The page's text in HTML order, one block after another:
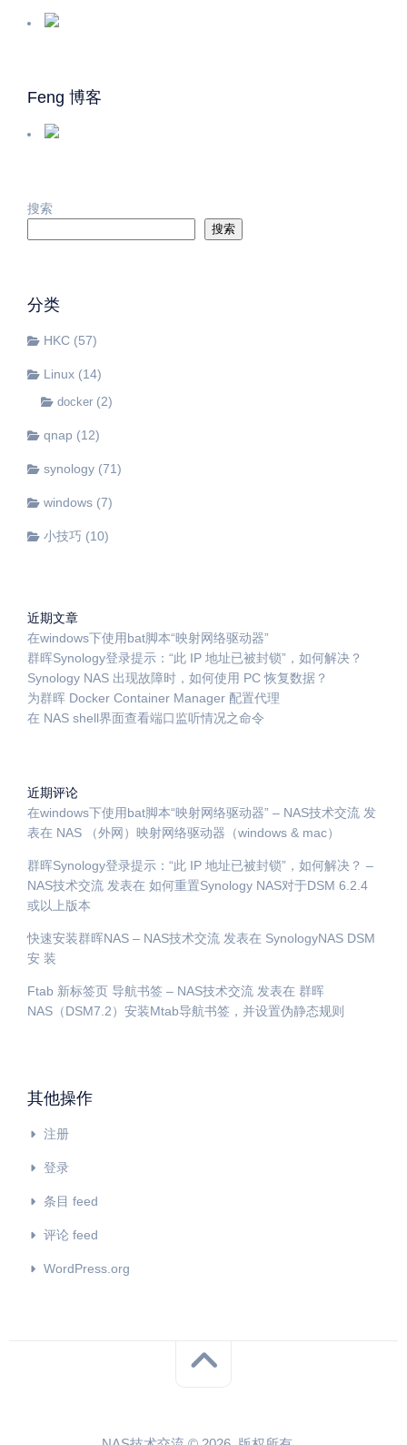
Feng 博客
搜索
搜索
分类
HKC (57)
Linux (14)
docker (2)
qnap (12)
synology (71)
windows (7)
小技巧 (10)
近期文章
在windows下使用bat脚本“映射网络驱动器”
群晖Synology登录提示：“此 IP 地址已被封锁”，如何解决？
Synology NAS 出现故障时，如何使用 PC 恢复数据？
为群晖 Docker Container Manager 配置代理
在 NAS shell界面查看端口监听情况之命令
近期评论
在windows下使用bat脚本“映射网络驱动器” – NAS技术交流 发
表在 NAS （外网）映射网络驱动器（windows & mac）
群晖Synology登录提示：“此 IP 地址已被封锁”，如何解决？ –
NAS技术交流 发表在 如何重置Synology NAS对于DSM 6.2.4
或以上版本
快速安装群晖NAS – NAS技术交流 发表在 SynologyNAS DSM
安 装
Ftab 新标签页 导航书签 – NAS技术交流 发表在 群晖
NAS（DSM7.2）安装Mtab导航书签，并设置伪静态规则
其他操作
注册
登录
条目 feed
评论 feed
WordPress.org